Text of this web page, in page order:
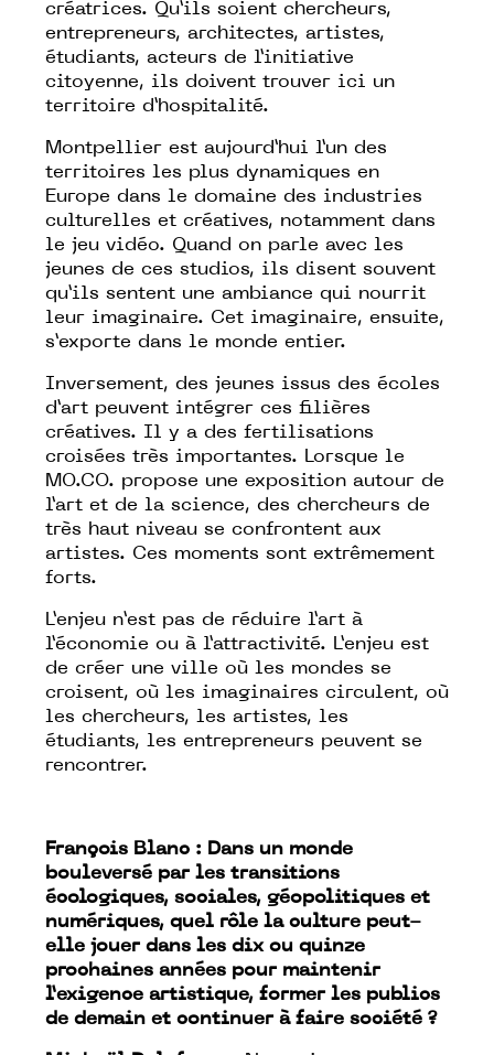
créatrices. Qu’ils soient chercheurs,
entrepreneurs, architectes, artistes,
étudiants, acteurs de l’initiative
citoyenne, ils doivent trouver ici un
territoire d’hospitalité.
Montpellier est aujourd’hui l’un des
territoires les plus dynamiques en
Europe dans le domaine des industries
culturelles et créatives, notamment dans
le jeu vidéo. Quand on parle avec les
jeunes de ces studios, ils disent souvent
qu’ils sentent une ambiance qui nourrit
leur imaginaire. Cet imaginaire, ensuite,
s’exporte dans le monde entier.
Inversement, des jeunes issus des écoles
d’art peuvent intégrer ces filières
créatives. Il y a des fertilisations
croisées très importantes. Lorsque le
MO.CO. propose une exposition autour de
l’art et de la science, des chercheurs de
très haut niveau se confrontent aux
artistes. Ces moments sont extrêmement
forts.
L’enjeu n’est pas de réduire l’art à
l’économie ou à l’attractivité. L’enjeu est
de créer une ville où les mondes se
croisent, où les imaginaires circulent, où
les chercheurs, les artistes, les
étudiants, les entrepreneurs peuvent se
rencontrer.
François Blanc : Dans un monde
bouleversé par les transitions
écologiques, sociales, géopolitiques et
numériques, quel rôle la culture peut-
elle jouer dans les dix ou quinze
prochaines années pour maintenir
l’exigence artistique, former les publics
de demain et continuer à faire société ?